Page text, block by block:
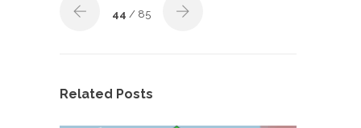
44 / 85
Related Posts